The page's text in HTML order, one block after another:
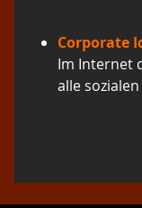
Corporate
Im Internet
alle